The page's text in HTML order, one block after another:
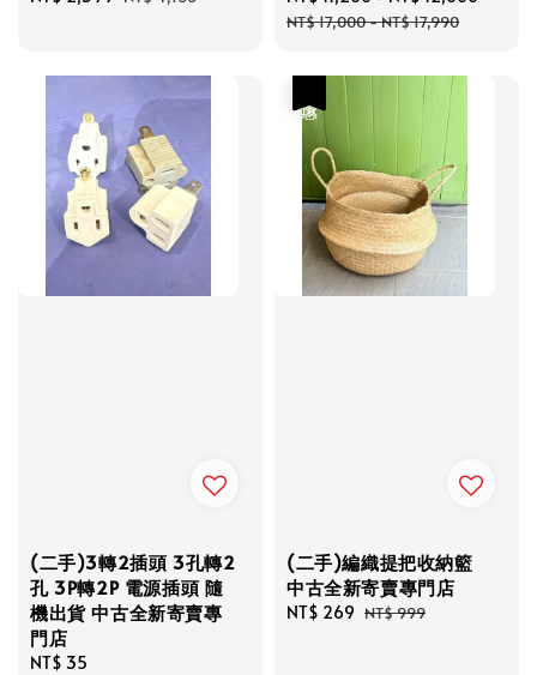
price
NT$ 17,000-NT$ 17,990
(二手)3轉2插頭 3孔轉2
孔 3P轉2P 電源插頭 隨
機出貨 中古全新寄賣專
門店
Regular
NT$ 35
(二手)編織提把收納籃
中古全新寄賣專門店
Sale
NT$ 269 Regular
NT$ 999